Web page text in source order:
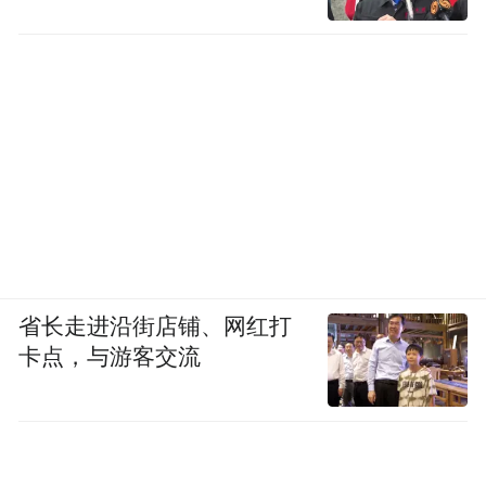
省长走进沿街店铺、网红打
卡点，与游客交流